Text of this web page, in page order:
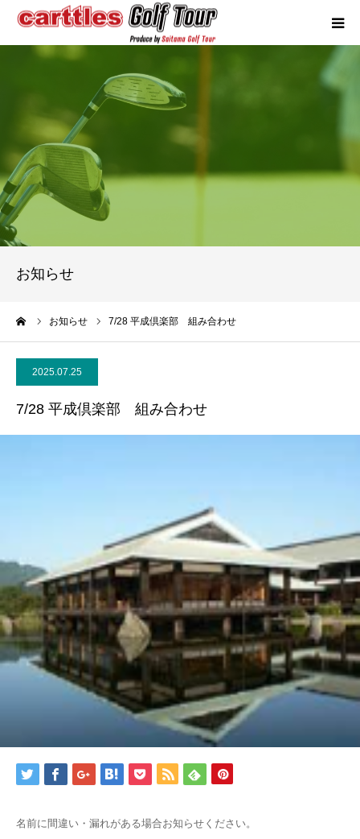
お知らせ
お知らせ 7/28 平成倶楽部 組み合わせ
2025.07.25
7/28 平成倶楽部 組み合わせ
名前に間違い・漏れがある場合お知らせください。
競技概要
年間スケジュール
試合報告